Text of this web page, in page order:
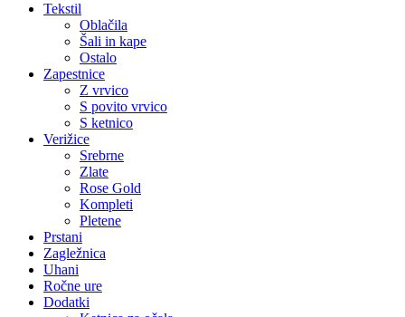
Tekstil
Oblačila
Šali in kape
Ostalo
Zapestnice
Z vrvico
S povito vrvico
S ketnico
Verižice
Srebrne
Zlate
Rose Gold
Kompleti
Pletene
Prstani
Zagležnica
Uhani
Ročne ure
Dodatki